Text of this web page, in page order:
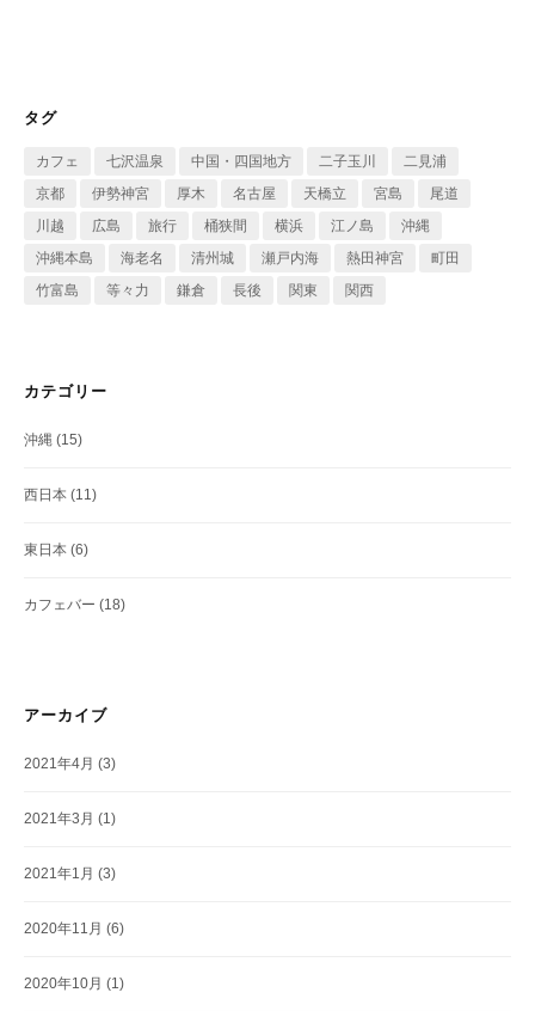
タグ
カフェ 七沢温泉 中国・四国地方 二子玉川 二見浦
京都 伊勢神宮 厚木 名古屋 天橋立 宮島 尾道
川越 広島 旅行 桶狭間 横浜 江ノ島 沖縄
沖縄本島 海老名 清州城 瀬戸内海 熱田神宮 町田
竹富島 等々力 鎌倉 長後 関東 関西
カテゴリー
沖縄 (15)
西日本 (11)
東日本 (6)
カフェバー (18)
アーカイブ
2021年4月 (3)
2021年3月 (1)
2021年1月 (3)
2020年11月 (6)
2020年10月 (1)